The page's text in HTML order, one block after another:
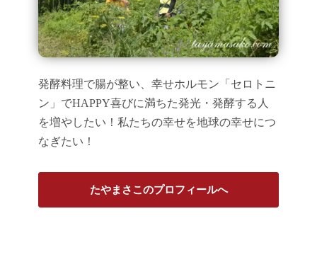
発酵料理で腸が整い、幸せホルモン「セロトニ
ン」でHAPPY喜びに満ちた発光・発酵する人
を増やしたい！私たちの幸せを地球の幸せにつ
なぎたい！
たやまさこのプロフィールへ